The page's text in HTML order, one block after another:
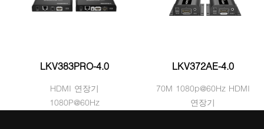
LKV383PRO-4.0
HDMI 연장기
1080P@60Hz
LKV372AE-4.0
70M 1080p@60Hz HDMI
연장기